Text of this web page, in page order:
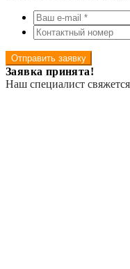
Отправить заявку
Заявка принята!
Наш специалист